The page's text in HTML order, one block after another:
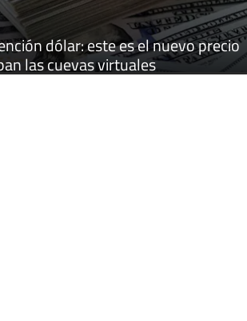
dólar: este es el nuevo precio
las cuevas virtuales